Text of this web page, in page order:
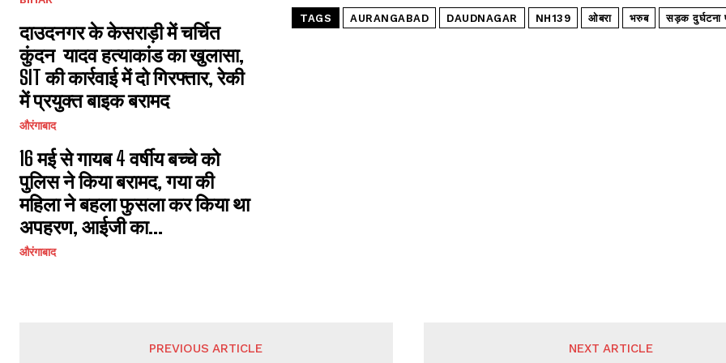
दाउदनगर के केसराड़ी में चर्चित
कुंदन यादव हत्याकांड का खुलासा,
SIT की कार्रवाई में दो गिरफ्तार, रेकी
में प्रयुक्त बाइक बरामद
औरंगाबाद
16 मई से गायब 4 वर्षीय बच्चे को
पुलिस ने किया बरामद, गया की
महिला ने बहला फुसला कर किया था
अपहरण, आईजी का...
औरंगाबाद
TAGS AURANGABAD DAUDNAGAR NH139 ओबरा भरुब सड़क दुर्घटना
PREVIOUS ARTICLE NEXT ARTICLE